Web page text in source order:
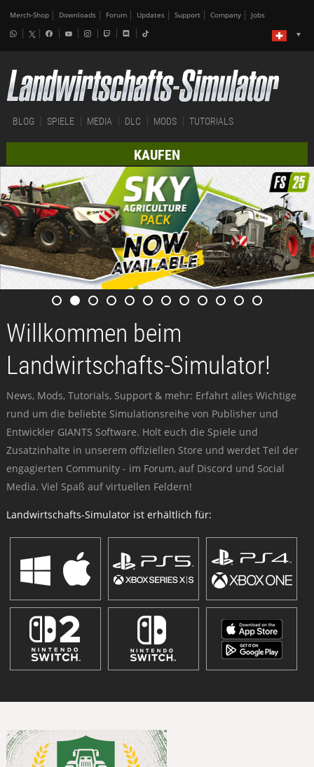
Merch-Shop Downloads Forum Updates Support Company Jobs
BLOG SPIELE MEDIA DLC MODS TUTORIALS
KAUFEN
Willkommen beim
Landwirtschafts-Simulator!
News, Mods, Tutorials, Support & mehr: Erfahrt alles Wichtige
rund um die beliebte Simulationsreihe von Publisher und
Entwickler GIANTS Software. Holt euch die Spiele und
Zusatzinhalte in unserem offiziellen Store und werdet Teil der
engagierten Community - im Forum, auf Discord und Social
Media. Viel Spaß auf virtuellen Feldern!
Landwirtschafts-Simulator ist erhältlich für: